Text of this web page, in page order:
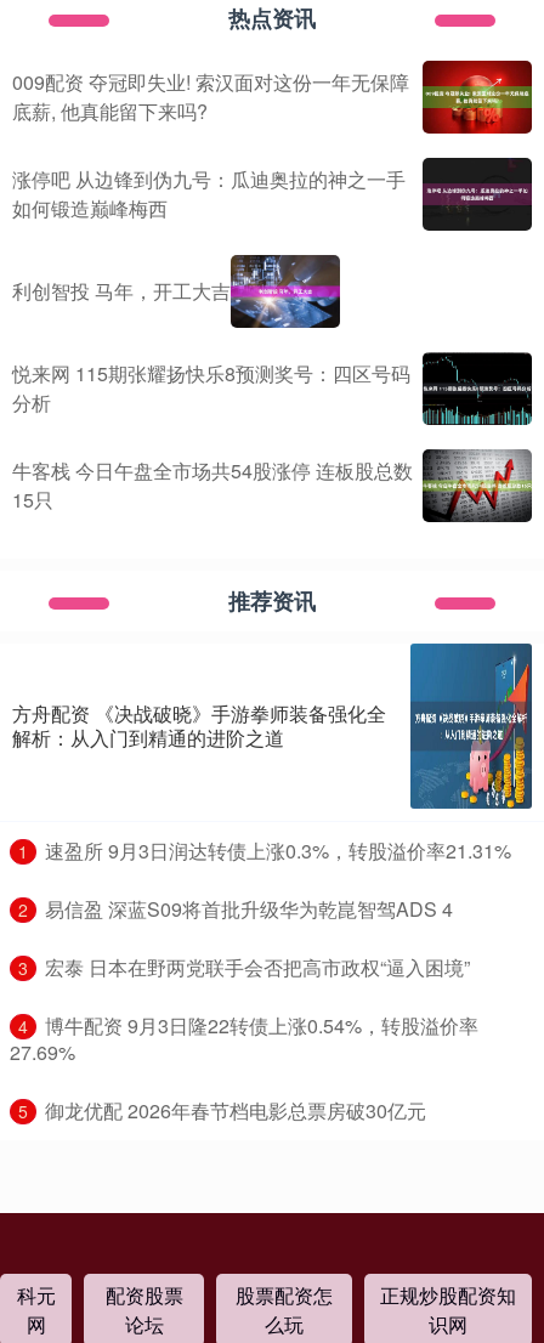
热点资讯
009配资 夺冠即失业! 索汉面对这份一年无保障
底薪, 他真能留下来吗?
涨停吧 从边锋到伪九号：瓜迪奥拉的神之一手
如何锻造巅峰梅西
利创智投 马年，开工大吉
悦来网 115期张耀扬快乐8预测奖号：四区号码
分析
牛客栈 今日午盘全市场共54股涨停 连板股总数
15只
推荐资讯
方舟配资 《决战破晓》手游拳师装备强化全
解析：从入门到精通的进阶之道
1 ​速盈所 9月3日润达转债上涨0.3%，转股溢价率21.31%
2 ​易信盈 深蓝S09将首批升级华为乾崑智驾ADS 4
3 ​宏泰 日本在野两党联手会否把高市政权“逼入困境”
4
​博牛配资 9月3日隆22转债上涨0.54%，转股溢价率
27.69%
5 ​御龙优配 2026年春节档电影总票房破30亿元
科元
网
配资股票
论坛
股票配资怎
么玩
正规炒股配资知
识网